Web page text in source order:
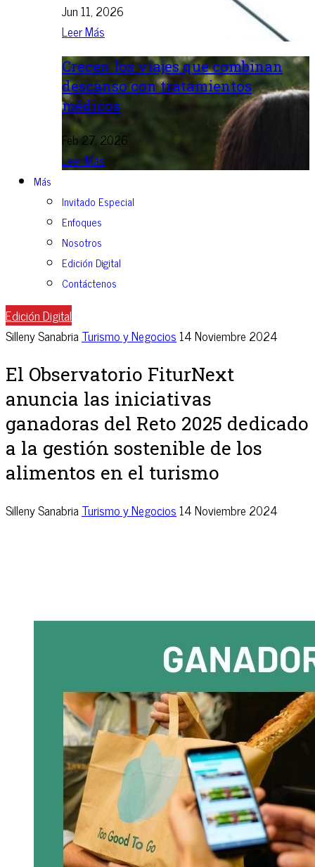
Jun 11, 2026
Leer Más
Crecen los viajes que combinan
descanso con tratamientos
médicos
Feb 27, 2026
Leer Más
Más
Invitado Especial
Enfoques
Nosotros
Edición Digital
Contáctenos
Edición Digital
Silleny SanabriaTurismo y Negocios14 Noviembre 2024
El Observatorio FiturNext
anuncia las iniciativas
ganadoras del Reto 2025 dedicado
a la gestión sostenible de los
alimentos en el turismo
Silleny SanabriaTurismo y Negocios14 Noviembre 2024